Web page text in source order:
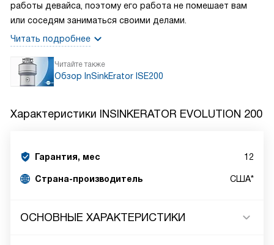
работы девайса, поэтому его работа не помешает вам
или соседям заниматься своими делами.
Читать подробнее
Читайте также
Обзор InSinkErator ISE200
Характеристики INSINKERATOR EVOLUTION 200
Гарантия, мес 12
Страна-производитель США*
ОСНОВНЫЕ ХАРАКТЕРИСТИКИ